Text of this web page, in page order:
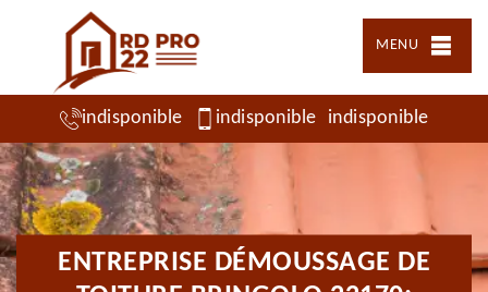
MENU
indisponible indisponible indisponible
ENTREPRISE DÉMOUSSAGE DE